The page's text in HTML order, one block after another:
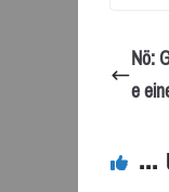
Nö:
e
...